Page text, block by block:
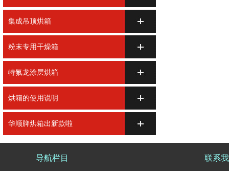
集成吊顶烘箱
粉末专用干燥箱
特氟龙涂层烘箱
烘箱的使用说明
华顺牌烘箱出新款啦
导航栏目 联系